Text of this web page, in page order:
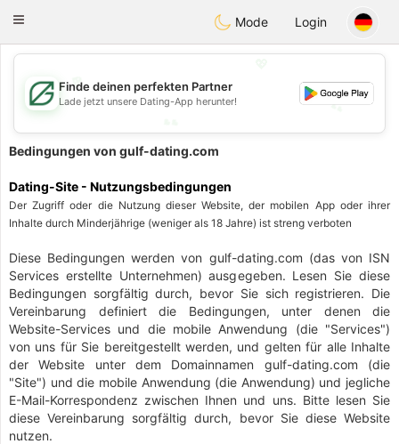
Dating
Toggle
Mode Login
💕
💕
Finde deinen perfekten Partner
Lade jetzt unsere Dating-App herunter!
Bedingungen von gulf-dating.com
Dating-Site - Nutzungsbedingungen
Der Zugriff oder die Nutzung dieser Website, der mobilen App oder ihrer
Inhalte durch Minderjährige (weniger als 18 Jahre) ist streng verboten
Diese Bedingungen werden von gulf-dating.com (das von ISN
Services erstellte Unternehmen) ausgegeben. Lesen Sie diese
Bedingungen sorgfältig durch, bevor Sie sich registrieren. Die
Vereinbarung definiert die Bedingungen, unter denen die
Website-Services und die mobile Anwendung (die "Services")
von uns für Sie bereitgestellt werden, und gelten für alle Inhalte
der Website unter dem Domainnamen gulf-dating.com (die
"Site") und die mobile Anwendung (die Anwendung) und jegliche
E-Mail-Korrespondenz zwischen Ihnen und uns. Bitte lesen Sie
diese Vereinbarung sorgfältig durch, bevor Sie diese Website
nutzen.